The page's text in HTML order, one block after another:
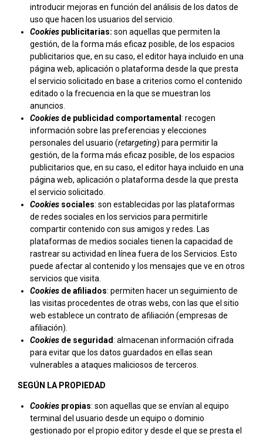
introducir mejoras en función del análisis de los datos de
uso que hacen los usuarios del servicio.
Cookies publicitarias: son aquellas que permiten la
gestión, de la forma más eficaz posible, de los espacios
publicitarios que, en su caso, el editor haya incluido en una
página web, aplicación o plataforma desde la que presta
el servicio solicitado en base a criterios como el contenido
editado o la frecuencia en la que se muestran los
anuncios.
Cookies de publicidad comportamental: recogen
información sobre las preferencias y elecciones
personales del usuario (retargeting) para permitir la
gestión, de la forma más eficaz posible, de los espacios
publicitarios que, en su caso, el editor haya incluido en una
página web, aplicación o plataforma desde la que presta
el servicio solicitado.
Cookies sociales: son establecidas por las plataformas
de redes sociales en los servicios para permitirle
compartir contenido con sus amigos y redes. Las
plataformas de medios sociales tienen la capacidad de
rastrear su actividad en línea fuera de los Servicios. Esto
puede afectar al contenido y los mensajes que ve en otros
servicios que visita.
Cookies de afiliados: permiten hacer un seguimiento de
las visitas procedentes de otras webs, con las que el sitio
web establece un contrato de afiliación (empresas de
afiliación).
Cookies de seguridad: almacenan información cifrada
para evitar que los datos guardados en ellas sean
vulnerables a ataques maliciosos de terceros.
SEGÚN LA PROPIEDAD
Cookies propias: son aquellas que se envían al equipo
terminal del usuario desde un equipo o dominio
gestionado por el propio editor y desde el que se presta el